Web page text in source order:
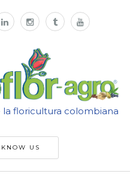
floricultura colombiana
US